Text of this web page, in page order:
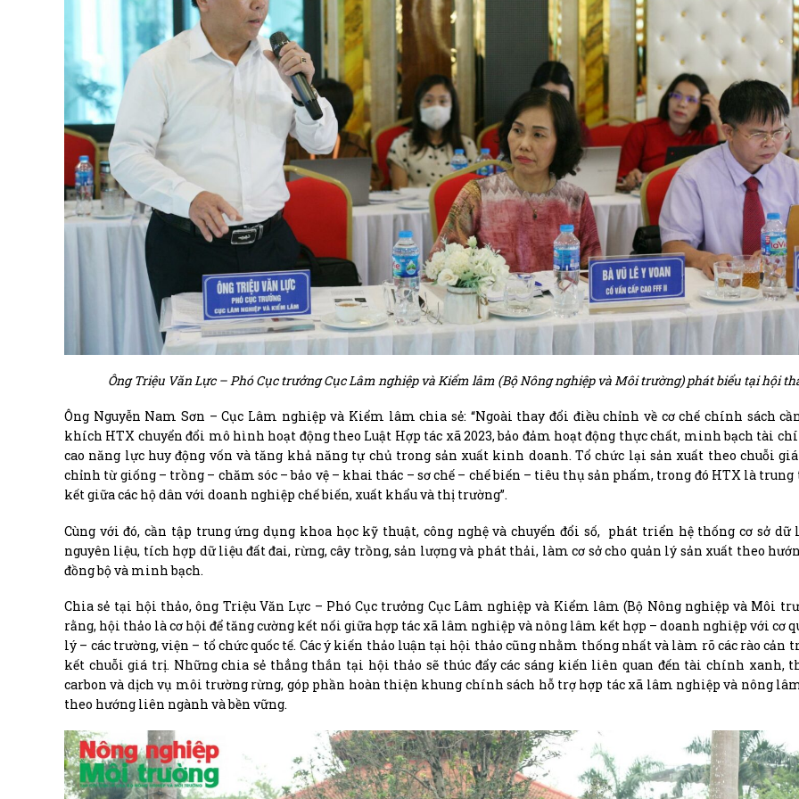
Ông Triệu Văn Lực – Phó Cục trưởng Cục Lâm nghiệp và Kiểm lâm (Bộ Nông nghiệp và Môi trường) phát biểu tại hội
Ông Nguyễn Nam Sơn – Cục Lâm nghiệp và Kiểm lâm chia sẻ: “Ngoài thay đổi điều chỉnh về cơ chế chính sách
khích HTX chuyển đổi mô hình hoạt động theo Luật Hợp tác xã 2023, bảo đảm hoạt động thực chất, minh bạch tài
cao năng lực huy động vốn và tăng khả năng tự chủ trong sản xuất kinh doanh. Tổ chức lại sản xuất theo chuỗi
chỉnh từ giống – trồng – chăm sóc – bảo vệ – khai thác – sơ chế – chế biến – tiêu thụ sản phẩm, trong đó HTX là
kết giữa các hộ dân với doanh nghiệp chế biến, xuất khẩu và thị trường”.
Cùng với đó, cần tập trung ứng dụng khoa học kỹ thuật, công nghệ và chuyển đổi số, phát triển hệ thống cơ sở dữ
nguyên liệu, tích hợp dữ liệu đất đai, rừng, cây trồng, sản lượng và phát thải, làm cơ sở cho quản lý sản xuất theo
đồng bộ và minh bạch.
Chia sẻ tại hội thảo, ông Triệu Văn Lực – Phó Cục trưởng Cục Lâm nghiệp và Kiểm lâm (Bộ Nông nghiệp và Môi
rằng, hội thảo là cơ hội để tăng cường kết nối giữa hợp tác xã lâm nghiệp và nông lâm kết hợp – doanh nghiệp với cơ
lý – các trường, viện – tổ chức quốc tế. Các ý kiến thảo luận tại hội thảo cũng nhằm thống nhất và làm rõ các rào cản
kết chuỗi giá trị. Những chia sẻ thẳng thắn tại hội thảo sẽ thúc đẩy các sáng kiến liên quan đến tài chính xanh,
carbon và dịch vụ môi trường rừng, góp phần hoàn thiện khung chính sách hỗ trợ hợp tác xã lâm nghiệp và nông
theo hướng liên ngành và bền vững.